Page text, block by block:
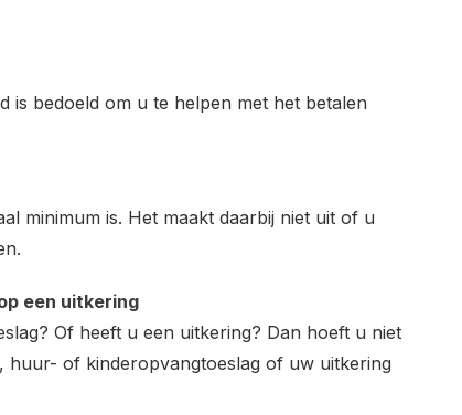
is bedoeld om u te helpen met het betalen
minimum is. Het maakt daarbij niet uit of u
een uitkering
Of heeft u een uitkering? Dan hoeft u niet
huur- of kinderopvangtoeslag of uw uitkering